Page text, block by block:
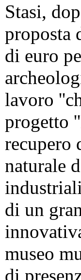
Stasi,
proposta
di euro
lavoro
progetto
recupero
naturale
di un
museo
di